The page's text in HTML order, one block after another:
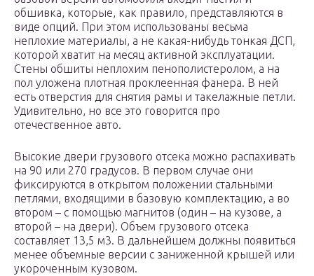
обшивка, которые, как правило, представляются в
виде опций. При этом использованы весьма
неплохие материалы, а не какая-нибудь тонкая ДСП,
которой хватит на месяц активной эксплуатации.
Стены обшиты неплохим пенополистеролом, а на
пол уложена плотная проклеенная фанера. В ней
есть отверстия для снятия рамы и такелажные петли.
Удивительно, но все это говорится про
отечественное авто.
Высокие двери грузового отсека можно распахивать
на 90 или 270 градусов. В первом случае они
фиксируются в открытом положении стальными
петлями, входящими в базовую комплектацию, а во
втором – с помощью магнитов (один – на кузове, а
второй – на двери). Объем грузового отсека
составляет 13,5 м3. В дальнейшем должны появиться
менее объемные версии с заниженной крышей или
укороченным кузовом.